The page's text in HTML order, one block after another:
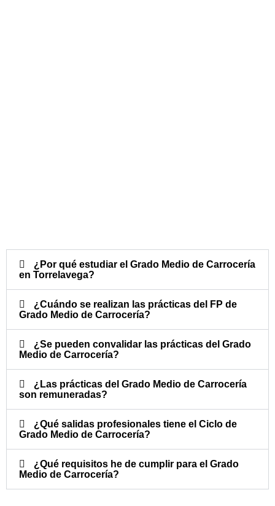
¿Por qué estudiar el Grado Medio de Carrocería
en Torrelavega?
¿Cuándo se realizan las prácticas del FP de
Grado Medio de Carrocería?​
¿Se pueden convalidar las prácticas del Grado
Medio de Carrocería?​
¿Las prácticas del Grado Medio de Carrocería
son remuneradas?​
¿Qué salidas profesionales tiene el Ciclo de
Grado Medio de Carrocería?​
¿Qué requisitos he de cumplir para el Grado
Medio de Carrocería?